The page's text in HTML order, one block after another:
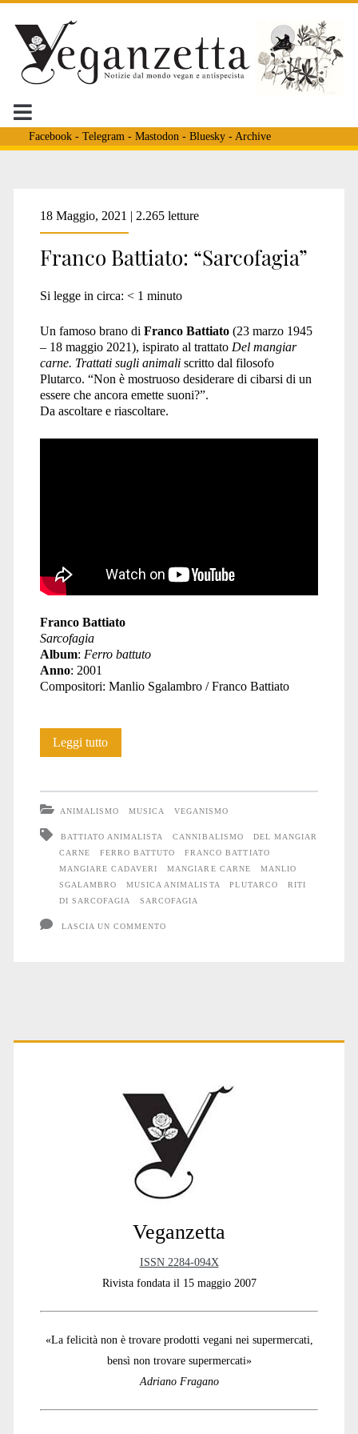
Facebook- Telegram - Mastodon - Bluesky- Archive
Tag:
<span>manlio
sgalambro</span>
18 Maggio, 2021 | 2.265 letture
Franco Battiato: “Sarcofagia”
Si legge in circa: < 1 minuto
Un famoso brano di Franco Battiato(23 marzo 1945
– 18 maggio 2021), ispirato al trattato Del mangiar
carne. Trattati sugli animaliscritto dal filosofo
Plutarco. “Non è mostruoso desiderare di cibarsi di un
essere che ancora emette suoni?”.
Da ascoltare e riascoltare.
Franco Battiato
Sarcofagia
Album: Ferro battuto
Anno: 2001
Compositori: Manlio Sgalambro / Franco Battiato
Leggi tuttoFranco
ANIMALISMO MUSICA VEGANISMO
BATTIATO ANIMALISTA CANNIBALISMO
DEL MANGIAR
CARNE
FERRO BATTUTO
FRANCO BATTIATO
MANGIARE CADAVERI
MANGIARE CARNE
MANLIO
SGALAMBRO
MUSICA ANIMALISTA PLUTARCO
RITI
DI SARCOFAGIA
SARCOFAGIA
LASCIA UN COMMENTO
Primary
Veganzetta
ISSN 2284-094X
Rivista fondata il 15 maggio 2007
«La felicità non è trovare prodotti vegani nei supermercati,
bensì non trovare supermercati»
Adriano Fragano